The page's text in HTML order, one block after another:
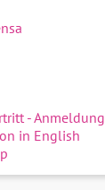
- Anmeldung
in English